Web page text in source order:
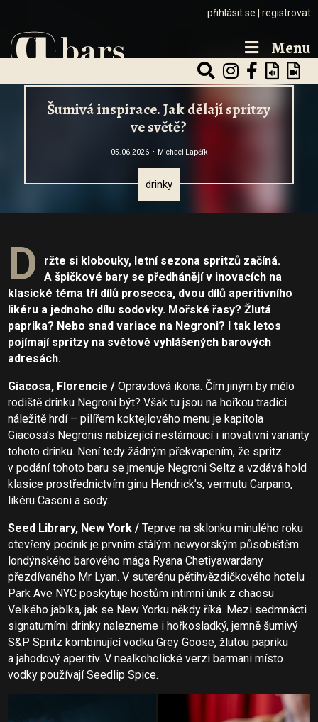
přihlásit se registrovat
Menu
Šumivá inspirace. Jak dělají spritzy
ve světě?
05.06.2026 Michael Lapčík
drinky
D
ržte si klobouky, letní sezona spritzů začíná.
A špičkové bary se předhánějí v inovacích na
klasické téma tří dílů prosecca, dvou dílů aperitivního
likéru a jednoho dílu sodovky. Mořské řasy? Žlutá
paprika? Nebo snad variace na Negroni? I tak letos
pojímají spritzy na světově vyhlášených barových
adresách.
Giacosa, Florencie /Opravdová ikona. Čím jiným by mělo
rodiště drinku Negroni být? Však tu jsou na hořkou tradici
náležitě hrdí – pilířem koktejlového menu je kapitola
Giacosa’s Negronis nabízející nestárnoucí i inovativní varianty
tohoto drinku. Není tedy žádným překvapením, že spritz
v podání tohoto baru se jmenuje Negroni Seltz a vzdává hold
klasice prostřednictvím ginu Hendrick’s, vermutu Carpano,
likéru Casoni a sody.
Seed Library, New York /Teprve na sklonku minulého roku
otevřený podnik je prvním stálým newyorským působištěm
londýnského barového mága Ryana Chetiyawardany
přezdívaného Mr Lyan. V suterénu pětihvězdičkového hotelu
Park Ave NYC poskytuje hostům intimní únik z chaosu
Velkého jablka, jak se New Yorku někdy říká. Mezi sedmnácti
signaturními drinky nalezneme i hořkosladký, jemně šumivý
S&P Spritz kombinující vodku Grey Goose, žlutou papriku
a jahodový aperitiv. V nealkoholické verzi barmani místo
vodky používají Seedlip Spice.